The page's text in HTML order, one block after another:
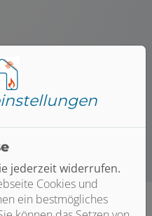
jederzeit widerrufen.
Cookies und
ein bestmögliches